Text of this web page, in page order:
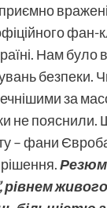
фан-
Нам було
безпеки.
за
не
– фани
рівнем